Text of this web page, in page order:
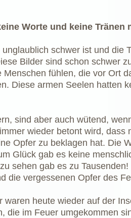
Worte und keine Tränen
schwer ist und die
Bilder sind schon schwer
Menschen fühlen, die vor Ort
Diese armen Seelen hatten
sind aber auch wütend,
wieder betont wird, dass
Opfer zu beklagen hat. Die
Glück gab es keine
sehen gab es zu
die vergessenen Opfer des
waren heute wieder auf der
die im Feuer umgekommen